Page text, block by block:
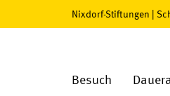
Nixdorf-Stiftungen |
Besuch